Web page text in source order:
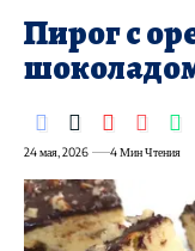
Пирог с
24 мая, 2026 4 Мин Чтения